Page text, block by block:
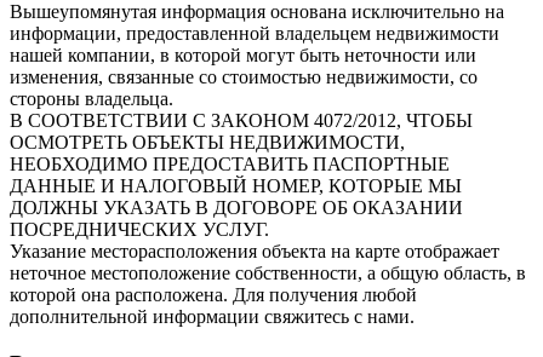
Вышеупомянутая информация основана исключительно на
информации, предоставленной владельцем недвижимости
нашей компании, в которой могут быть неточности или
изменения, связанные со стоимостью недвижимости, со
стороны владельца.
В СООТВЕТСТВИИ С ЗАКОНОМ 4072/2012, ЧТОБЫ
ОСМОТРЕТЬ ОБЪЕКТЫ НЕДВИЖИМОСТИ,
НЕОБХОДИМО ПРЕДОСТАВИТЬ ПАСПОРТНЫЕ
ДАННЫЕ И НАЛОГОВЫЙ НОМЕР, КОТОРЫЕ МЫ
ДОЛЖНЫ УКАЗАТЬ В ДОГОВОРЕ ОБ ОКАЗАНИИ
ПОСРЕДНИЧЕСКИХ УСЛУГ.
Указание месторасположения объекта на карте отображает
неточное местоположение собственности, а общую область, в
которой она расположена. Для получения любой
дополнительной информации свяжитесь с нами.